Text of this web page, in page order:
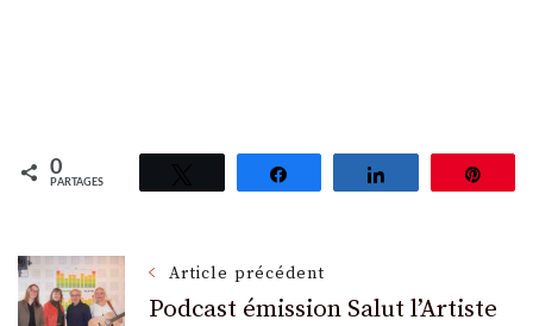
0
PARTAGES
NavigationArticle précédent
Podcast émission Salut l’Artiste